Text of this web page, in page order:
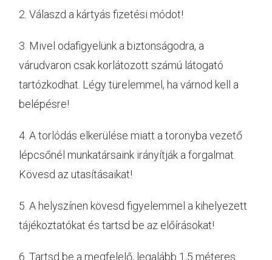
2. Válaszd a kártyás fizetési módot!
3. Mivel odafigyelünk a biztonságodra, a
várudvaron csak korlátozott számú látogató
tartózkodhat. Légy türelemmel, ha várnod kell a
belépésre!
4. A torlódás elkerülése miatt a toronyba vezető
lépcsőnél munkatársaink irányítják a forgalmat.
Kövesd az utasításaikat!
5. A helyszínen kövesd figyelemmel a kihelyezett
tájékoztatókat és tartsd be az előírásokat!
6. Tartsd be a megfelelő, legalább 1,5 méteres